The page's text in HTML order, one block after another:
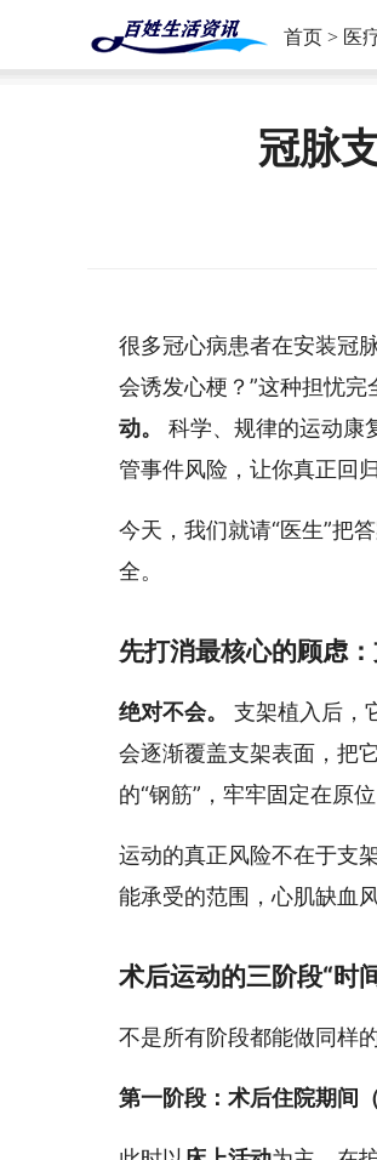
首页 > 医
冠脉
很多冠心病患者在安装冠
会诱发心梗？”这种担忧
动。
科学、规律的运动康
管事件风险，让你真正回
今天，我们就请“医生”把
全。
先打消最核心的顾虑：
绝对不会。
支架植入后，
会逐渐覆盖支架表面，把
的“钢筋”，牢牢固定在原
运动的真正风险不在于支
能承受的范围，心肌缺血
术后运动的三阶段“时
不是所有阶段都能做同样
第一阶段：术后住院期间